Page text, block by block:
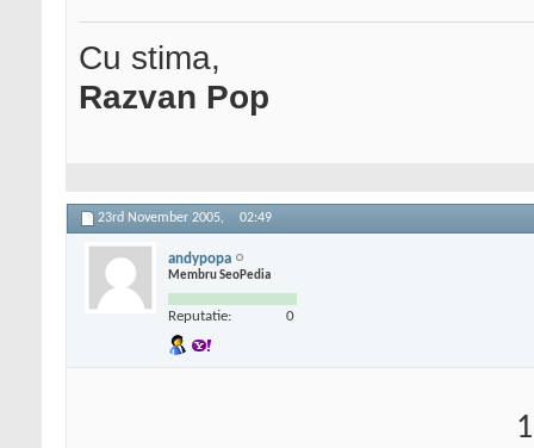
Cu stima,
Razvan Pop
23rd November 2005, 02:49
andypopa
Membru SeoPedia
Reputatie: 0